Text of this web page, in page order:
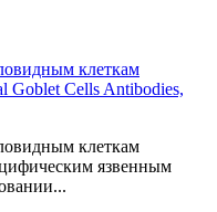
клеткам
Goblet Cells Antibodies,
клеткам
язвенным